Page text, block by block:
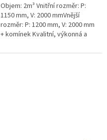
hvězdiček.
Objem: 2m³ Vnitřní rozměr: P:
1150 mm, V: 2000 mmVnější
rozměr: P: 1200 mm, V: 2000 mm
+ komínek Kvalitní, výkonná a
přečerpávací stanice k